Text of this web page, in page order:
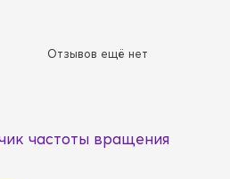
Отзывов ещё нет
частоты вращения